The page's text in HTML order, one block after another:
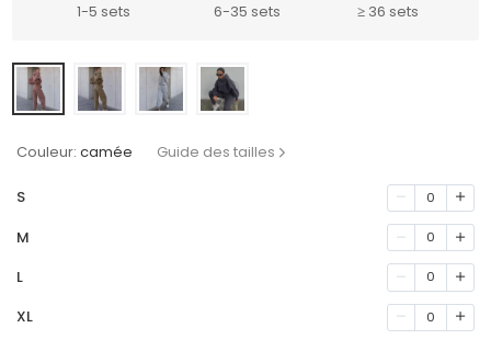
1-5 sets 6-35 sets ≥ 36 sets
Couleur: camée Guide des tailles
S 0
M 0
L 0
XL 0